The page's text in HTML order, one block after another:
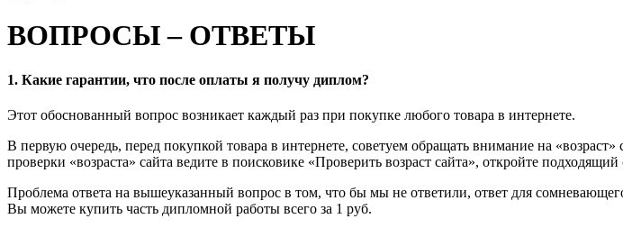
ВОПРОСЫ – ОТВЕТЫ
1. Какие гарантии, что после оплаты я получу диплом?
Этот обоснованный вопрос возникает каждый раз при покупке любого товара в интернете.
В первую очередь, перед покупкой товара в интернете, советуем обращать внимание на
проверки «возраста» сайта ведите в поисковике «Проверить возраст сайта», откройте
Проблема ответа на вышеуказанный вопрос в том, что бы мы не ответили, ответ для
Вы можете купить часть дипломной работы всего за 1 руб.